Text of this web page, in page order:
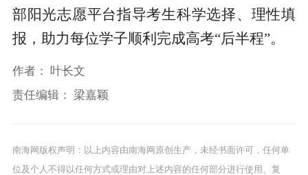
部阳光志愿平台指导考生科学选择、理性填
报，助力每位学子顺利完成高考“后半程”。
作者： 叶长文
责任编辑： 梁嘉颖
南海网版权声明：以上内容由南海网原创生产，未经书面许可，任何单
位及个人不得以任何方式或理由对上述内容的任何部分进行使用、复